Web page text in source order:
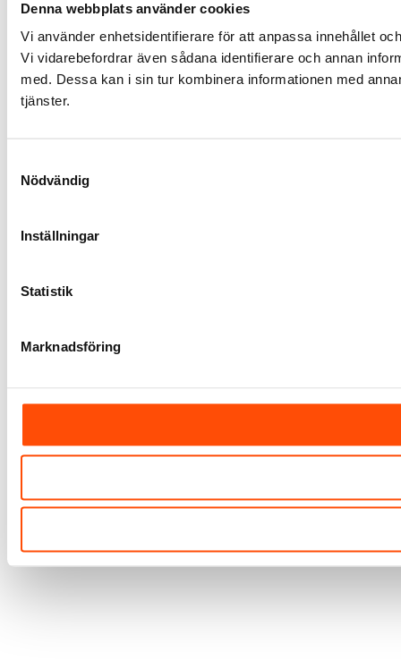
Denna webbplats använder cookies
Vi använder enhetsidentifierare för att anpassa innehållet
Vi vidarebefordrar även sådana identifierare och annan
med. Dessa kan i sin tur kombinera informationen med
tjänster.
Nödvändig
Inställningar
Statistik
Marknadsföring